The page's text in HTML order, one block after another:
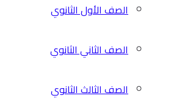
الصف الأول الثانوي
الصف الثاني الثانوي
الصف الثالث الثانوي